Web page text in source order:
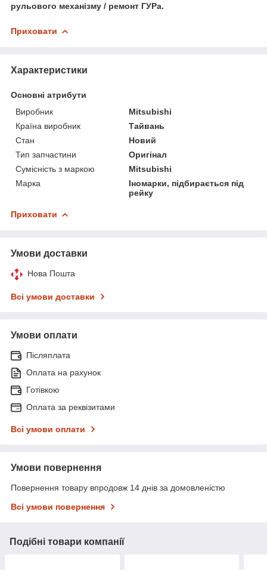
рульового механізму / ремонт ГУРа.
Приховати
Характеристики
Основні атрибути
Виробник
Mitsubishi
Країна виробник
Тайвань
Стан
Новий
Тип запчастини
Оригінал
Сумісність з маркою
Mitsubishi
Марка
Іномарки, підбирається під
рейку
Приховати
Умови доставки
Нова Пошта
Всі умови доставки
Умови оплати
Післяплата
Оплата на рахунок
Готівкою
Оплата за реквізитами
Всі умови оплати
Умови повернення
Повернення товару впродовж 14 днів за домовленістю
Всі умови повернення
Подібні товари компанії